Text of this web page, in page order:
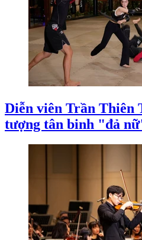
Diễn viên Trần Thiên
tượng tân binh "đả